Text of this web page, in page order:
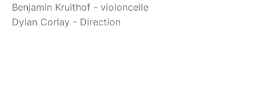
Benjamin Kruithof - violoncelle
Dylan Corlay - Direction